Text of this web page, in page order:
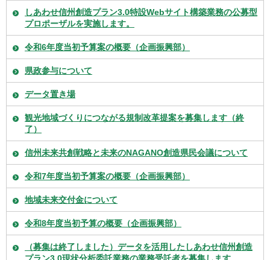
しあわせ信州創造プラン3.0特設Webサイト構築業務の公募型
プロポーザルを実施します。
令和6年度当初予算案の概要（企画振興部）
県政参与について
データ置き場
観光地域づくりにつながる規制改革提案を募集します（終
了）
信州未来共創戦略と未来のNAGANO創造県民会議について
令和7年度当初予算案の概要（企画振興部）
地域未来交付金について
令和8年度当初予算の概要（企画振興部）
（募集は終了しました）データを活用したしあわせ信州創造